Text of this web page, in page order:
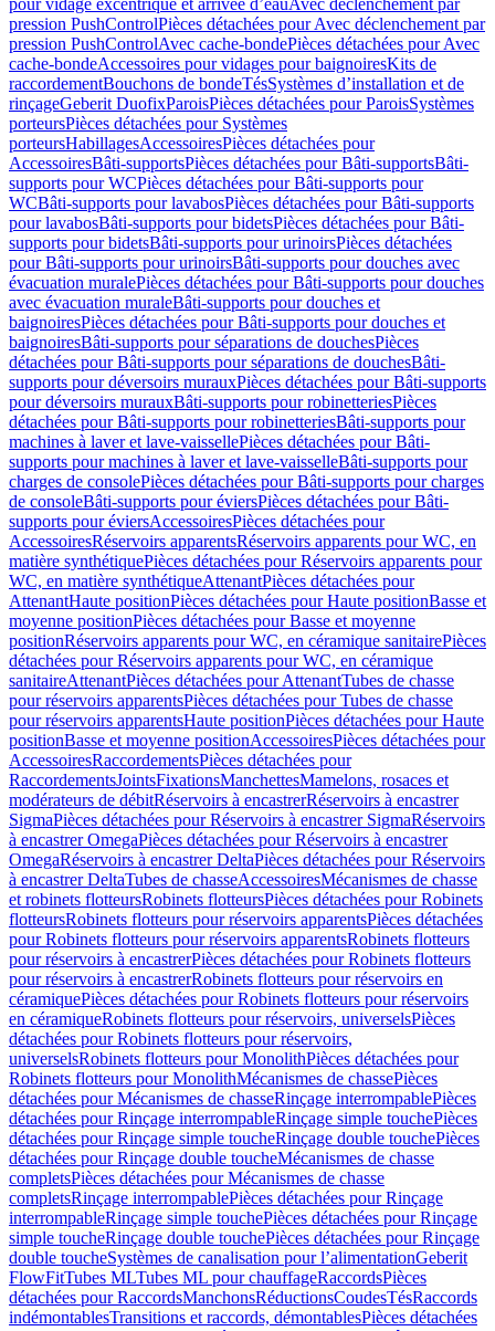
pour vidage excentrique et arrivée d’eauAvec déclenchement par
pression PushControlPièces détachées pour Avec déclenchement par
pression PushControlAvec cache-bondePièces détachées pour Avec
cache-bondeAccessoires pour vidages pour baignoiresKits de
raccordementBouchons de bondeTésSystèmes d’installation et de
rinçageGeberit DuofixParoisPièces détachées pour ParoisSystèmes
porteursPièces détachées pour Systèmes
porteursHabillagesAccessoiresPièces détachées pour
AccessoiresBâti-supportsPièces détachées pour Bâti-supportsBâti-
supports pour WCPièces détachées pour Bâti-supports pour
WCBâti-supports pour lavabosPièces détachées pour Bâti-supports
pour lavabosBâti-supports pour bidetsPièces détachées pour Bâti-
supports pour bidetsBâti-supports pour urinoirsPièces détachées
pour Bâti-supports pour urinoirsBâti-supports pour douches avec
évacuation muralePièces détachées pour Bâti-supports pour douches
avec évacuation muraleBâti-supports pour douches et
baignoiresPièces détachées pour Bâti-supports pour douches et
baignoiresBâti-supports pour séparations de douchesPièces
détachées pour Bâti-supports pour séparations de douchesBâti-
supports pour déversoirs murauxPièces détachées pour Bâti-supports
pour déversoirs murauxBâti-supports pour robinetteriesPièces
détachées pour Bâti-supports pour robinetteriesBâti-supports pour
machines à laver et lave-vaissellePièces détachées pour Bâti-
supports pour machines à laver et lave-vaisselleBâti-supports pour
charges de consolePièces détachées pour Bâti-supports pour charges
de consoleBâti-supports pour éviersPièces détachées pour Bâti-
supports pour éviersAccessoiresPièces détachées pour
AccessoiresRéservoirs apparentsRéservoirs apparents pour WC, en
matière synthétiquePièces détachées pour Réservoirs apparents pour
WC, en matière synthétiqueAttenantPièces détachées pour
AttenantHaute positionPièces détachées pour Haute positionBasse et
moyenne positionPièces détachées pour Basse et moyenne
positionRéservoirs apparents pour WC, en céramique sanitairePièces
détachées pour Réservoirs apparents pour WC, en céramique
sanitaireAttenantPièces détachées pour AttenantTubes de chasse
pour réservoirs apparentsPièces détachées pour Tubes de chasse
pour réservoirs apparentsHaute positionPièces détachées pour Haute
positionBasse et moyenne positionAccessoiresPièces détachées pour
AccessoiresRaccordementsPièces détachées pour
RaccordementsJointsFixationsManchettesMamelons, rosaces et
modérateurs de débitRéservoirs à encastrerRéservoirs à encastrer
SigmaPièces détachées pour Réservoirs à encastrer SigmaRéservoirs
à encastrer OmegaPièces détachées pour Réservoirs à encastrer
OmegaRéservoirs à encastrer DeltaPièces détachées pour Réservoirs
à encastrer DeltaTubes de chasseAccessoiresMécanismes de chasse
et robinets flotteursRobinets flotteursPièces détachées pour Robinets
flotteursRobinets flotteurs pour réservoirs apparentsPièces détachées
pour Robinets flotteurs pour réservoirs apparentsRobinets flotteurs
pour réservoirs à encastrerPièces détachées pour Robinets flotteurs
pour réservoirs à encastrerRobinets flotteurs pour réservoirs en
céramiquePièces détachées pour Robinets flotteurs pour réservoirs
en céramiqueRobinets flotteurs pour réservoirs, universelsPièces
détachées pour Robinets flotteurs pour réservoirs,
universelsRobinets flotteurs pour MonolithPièces détachées pour
Robinets flotteurs pour MonolithMécanismes de chassePièces
détachées pour Mécanismes de chasseRinçage interrompablePièces
détachées pour Rinçage interrompableRinçage simple touchePièces
détachées pour Rinçage simple toucheRinçage double touchePièces
détachées pour Rinçage double toucheMécanismes de chasse
completsPièces détachées pour Mécanismes de chasse
completsRinçage interrompablePièces détachées pour Rinçage
interrompableRinçage simple touchePièces détachées pour Rinçage
simple toucheRinçage double touchePièces détachées pour Rinçage
double toucheSystèmes de canalisation pour l’alimentationGeberit
FlowFitTubes MLTubes ML pour chauffageRaccordsPièces
détachées pour RaccordsManchonsRéductionsCoudesTésRaccords
indémontablesTransitions et raccords, démontablesPièces détachées